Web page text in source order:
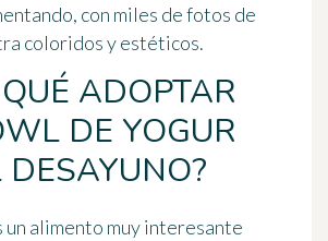
con miles de fotos de
coloridos y estéticos.
ADOPTAR
DE YOGUR
DESAYUNO?
un alimento muy interesante